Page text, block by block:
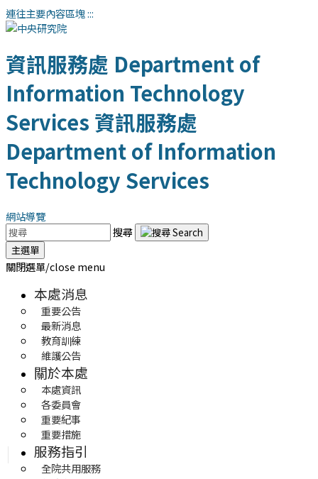
連往主要內容區塊:::
資訊服務處 Department of
Information Technology
Services 資訊服務處
Department of Information
Technology Services
網站導覽
搜尋
主選單
關閉選單/close menu
本處消息
重要公告
最新消息
教育訓練
維護公告
關於本處
本處資訊
各委員會
重要紀事
重要措施
服務指引
全院共用服務